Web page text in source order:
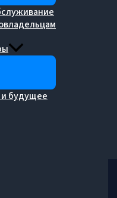
и будущее